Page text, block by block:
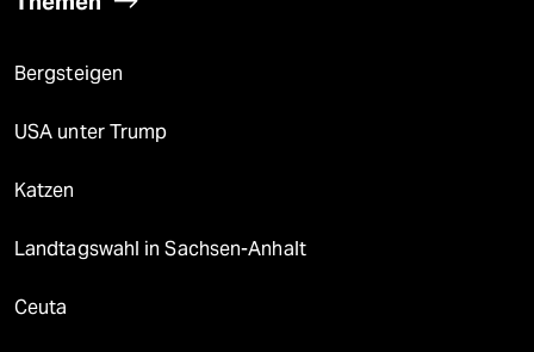
Bergsteigen
USA unter Trump
Katzen
Landtagswahl in Sachsen-Anhalt
Ceuta